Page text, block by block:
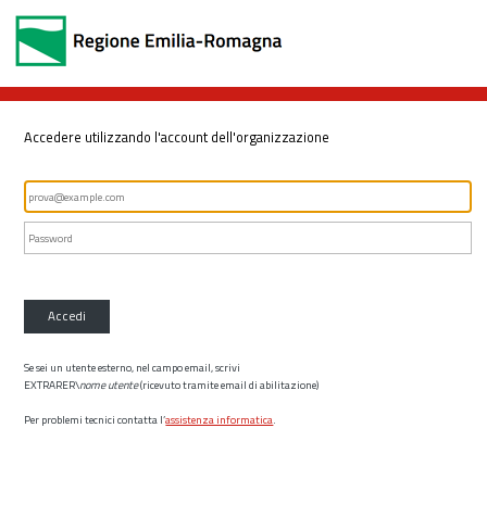
Accedere utilizzando l'account dell'organizzazione
Accedi
Se sei un utente esterno, nel campo email, scrivi
EXTRARER\nome utente(ricevuto tramite email di abilitazione)
Per problemi tecnici contatta l’assistenza informatica.